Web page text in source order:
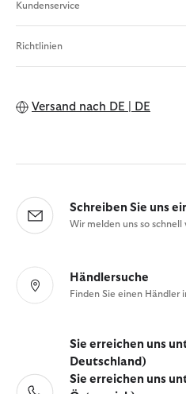
Kundenservice
Richtlinien
Versand nach DE | DE
Schreiben Sie uns
Wir melden uns so
Händlersuche
Finden Sie einen Händler
Sie erreichen uns
Deutschland)
Sie erreichen uns